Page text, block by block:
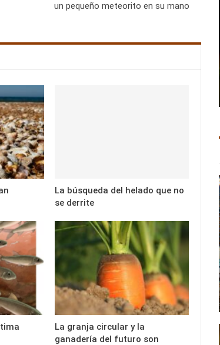
un pequeño meteorito en su mano
La búsqueda del helado que no
se derrite
La granja circular y la
ganadería del futuro son